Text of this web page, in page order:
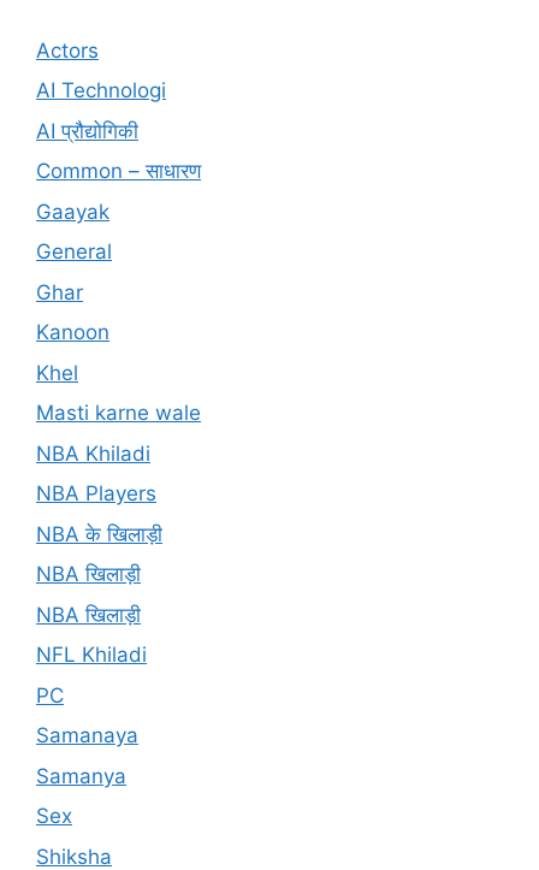
Actors
AI Technologi
AI प्रौद्योगिकी
Common – साधारण
Gaayak
General
Ghar
Kanoon
Khel
Masti karne wale
NBA Khiladi
NBA Players
NBA के खिलाड़ी
NBA खिलाड़ी
NBA खिलाड़ी
NFL Khiladi
PC
Samanaya
Samanya
Sex
Shiksha